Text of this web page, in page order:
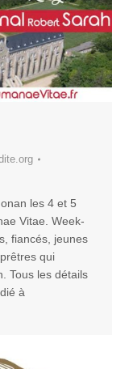
les 4 et 5
Vitae. Week-
fiancés, jeunes
qui
Tous les détails
à